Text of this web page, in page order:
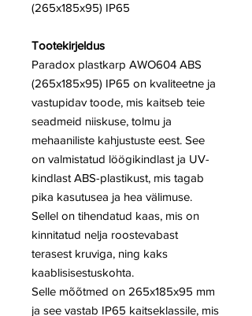
(265x185x95) IP65
Tootekirjeldus
Paradox plastkarp AWO604 ABS
(265x185x95) IP65 on kvaliteetne ja
vastupidav toode, mis kaitseb teie
seadmeid niiskuse, tolmu ja
mehaaniliste kahjustuste eest. See
on valmistatud löögikindlast ja UV-
kindlast ABS-plastikust, mis tagab
pika kasutusea ja hea välimuse.
Sellel on tihendatud kaas, mis on
kinnitatud nelja roostevabast
terasest kruviga, ning kaks
kaablisisestuskohta.
Selle mõõtmed on 265x185x95 mm
ja see vastab IP65 kaitseklassile, mis